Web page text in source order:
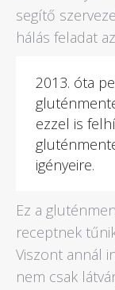
segítő
hálás feladat
2013. óta
ezzel is
igényeire.
Ez a
receptnek
Viszont annál
nem csak